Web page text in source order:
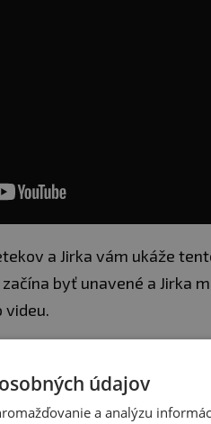
a Jirka vám ukáže
byť unavené a Jirka
videu.
údajov
a analýzu